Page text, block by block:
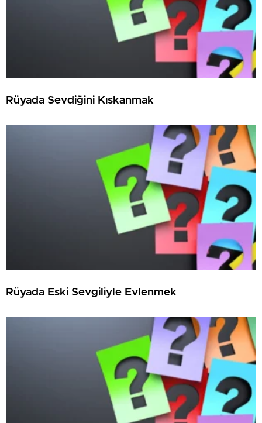
Rüyada Sevdiğini Kıskanmak
Rüyada Eski Sevgiliyle Evlenmek